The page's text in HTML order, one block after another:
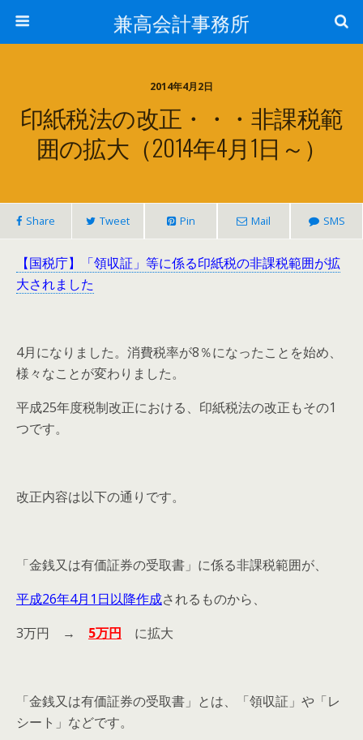
兼高会計事務所
2014年4月2日
印紙税法の改正・・・非課税範
囲の拡大（2014年4月1日～）
Share Tweet Pin Mail SMS
【国税庁】「領収証」等に係る印紙税の非課税範囲が拡
大されました
4月になりました。消費税率が8％になったことを始め、
様々なことが変わりました。
平成25年度税制改正における、印紙税法の改正もその1
つです。
改正内容は以下の通りです。
「金銭又は有価証券の受取書」に係る非課税範囲が、
平成26年4月1日以降作成されるものから、
3万円 → 5万円 に拡大
「金銭又は有価証券の受取書」とは、「領収証」や「レ
シート」などです。